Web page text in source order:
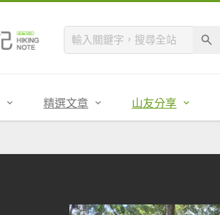
精選文章 山友分享